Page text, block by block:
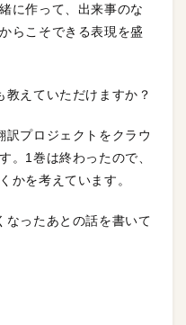
に作って、出来事のな
らこそできる表現を盛
えていただけますか？
プロジェクトをクラウ
。1巻は終わったので、
かを考えています。
なったあとの話を書いて